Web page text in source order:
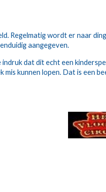
Regelmatig wordt er naar
aangegeven.
dat dit echt een
kunnen lopen. Dat is een